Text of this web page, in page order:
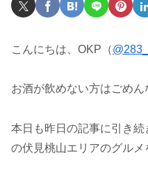
こんにちは、OKP（
お酒が飲めない方はごめん
本日も昨日の記事に引き
の伏見桃山エリアのグルメ